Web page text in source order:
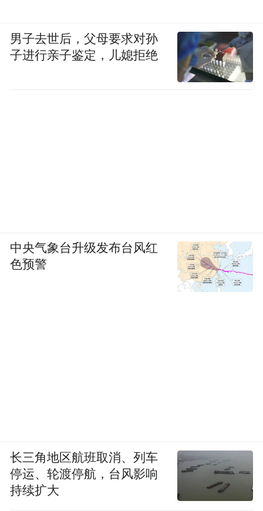
男子去世后，父母要求对孙
子进行亲子鉴定，儿媳拒绝
中央气象台升级发布台风红
色预警
长三角地区航班取消、列车
停运、轮渡停航，台风影响
持续扩大